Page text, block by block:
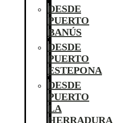
DESDE
PUERTO
BANÚS
DESDE
PUERTO
ESTEPONA
DESDE
PUERTO
LA
HERRADURA